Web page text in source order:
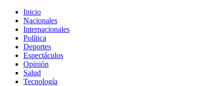
Inicio
Nacionales
Internacionales
Política
Deportes
Espectáculos
Opinión
Salud
Tecnología